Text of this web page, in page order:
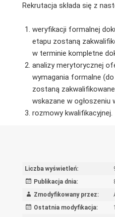
Rekrutacja składa się z
weryfikacji formalnej
etapu zostaną
w terminie kompletne
analizy merytorycznej
wymagania formalne
zostaną
wskazane w ogłoszeniu
rozmowy kwalifikacyjnej.
Liczba wyświetleń:
Publikacja dnia:
Zmodyfikowany przez:
Ostatnia modyfikacja: